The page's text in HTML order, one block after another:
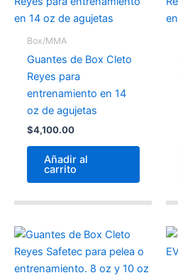
Box/MMA
Guantes de Box Cleto
Reyes para
entrenamiento en 14
oz de agujetas
$4,100.00
Añadir al
carrito